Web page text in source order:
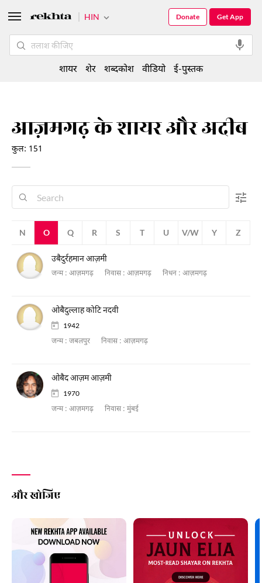
आज़मगढ़ के शायर और अदीब
कुल: 151
N O Q R S T U V/W Y Z
उबैदुर्रहमान आज़मी
जन्म : आज़मगढ़ निवास : आज़मगढ़ निधन : आज़मगढ़
ओबैदुल्लाह कोटि नदवी
1942
जन्म : जबलपुर निवास : आज़मगढ़
ओबैद आज़म आज़मी
1970
जन्म : आज़मगढ़ निवास : मुंबई
और खोजिए
HIN Get App
Donate
शायर शेर शब्दकोश वीडियो ई-पुस्तक